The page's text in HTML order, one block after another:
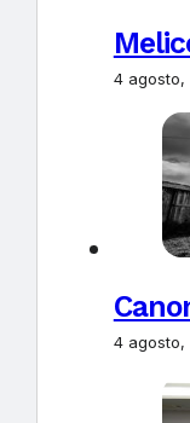
4 agosto,
4 agosto,